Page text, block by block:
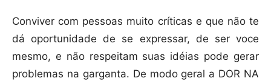
Conviver com pessoas muito críticas e que não te
dá oportunidade de se expressar, de ser voce
mesmo, e não respeitam suas idéias pode gerar
problemas na garganta. De modo geral a DOR NA